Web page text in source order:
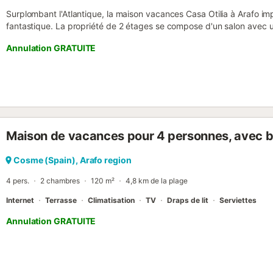
Surplombant l'Atlantique, la maison vacances Casa Otilia à Arafo
fantastique. La propriété de 2 étages se compose d'un salon avec
équipements supplémentaires comprennent un Wi-Fi haut débit
de travail dédié pour le télétravail, une télévision ainsi qu'une
pas : la climatisation. Cette location de vacances dispose d'une
soirée. Les transports publics sont accessibles à pied. Un parking
personnes ne faisant pas partie de la réservation ne sont pas
équipée de dispositifs d'économie d'eau et d'éclairage. Cette
Annulation GRATUITE
Maison de vacances pour 4 personnes, avec
Cosme (Spain), Arafo region
4 pers. 2 chambres 120 m² 4,8 km de la plage
Internet Terrasse Climatisation TV Draps de lit Serviettes
Annulation GRATUITE